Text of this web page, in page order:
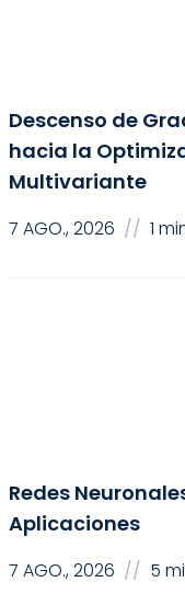
Descenso de
hacia la
Multivariante
7 AGO., 2026 // 1
Redes
Aplicaciones
7 AGO., 2026 // 5